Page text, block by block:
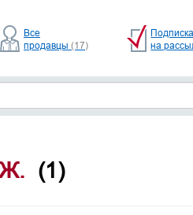
Все
продавцы (17)
Подписка
на
(1)